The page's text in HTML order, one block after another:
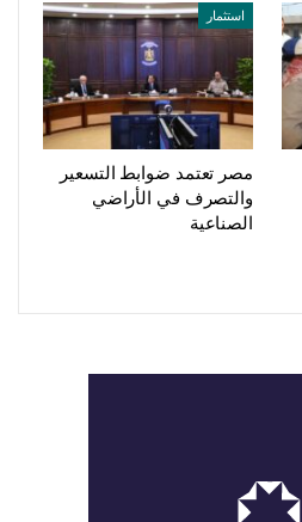
استثمار
مصر تعتمد ضوابط التسعير
والتصرف في الأراضي
الصناعية